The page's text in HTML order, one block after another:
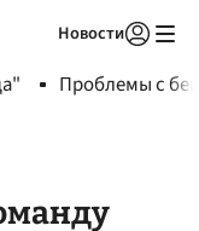
Новости
Проблемы с